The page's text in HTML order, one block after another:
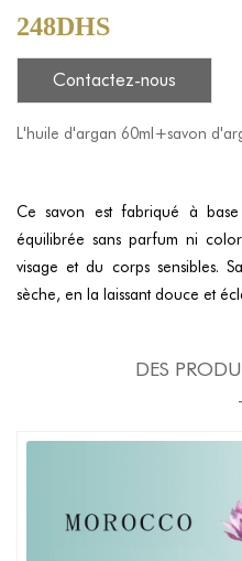
248DHS
Contactez-nous
L'huile d'argan 60ml+savon
Ce savon est fabriqué à
équilibrée sans parfum ni
visage et du corps sensibles.
sèche, en la laissant douce et
DES